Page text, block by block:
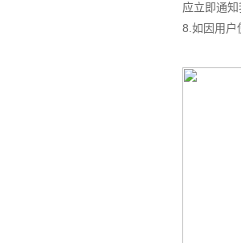
应立即通
8.如因用户